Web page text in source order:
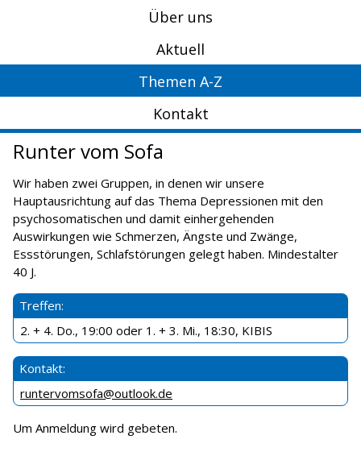
Über uns
Aktuell
Themen A-Z
Kontakt
Runter vom Sofa
Wir haben zwei Gruppen, in denen wir unsere
Hauptausrichtung auf das Thema Depressionen mit den
psychosomatischen und damit einhergehenden
Auswirkungen wie Schmerzen, Ängste und Zwänge,
Essstörungen, Schlafstörungen gelegt haben. Mindestalter
40 J.
Treffen:
2. + 4. Do., 19:00 oder 1. + 3. Mi., 18:30, KIBIS
Kontakt:
runtervomsofa@outlook.de
Um Anmeldung wird gebeten.